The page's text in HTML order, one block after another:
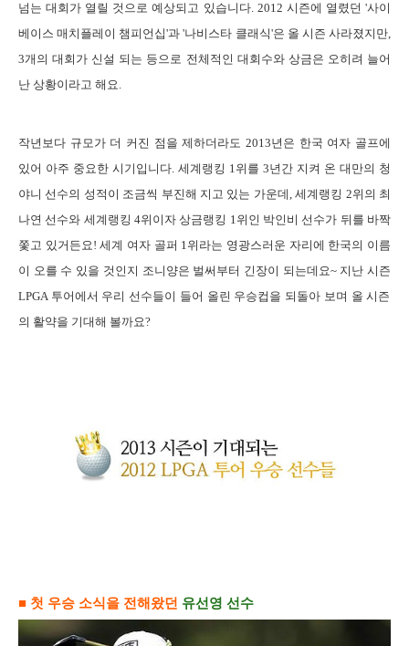
넘는 대회가 열릴 것으로 예상되고 있습니다. 2012 시즌에 열렸던 '사이
베이스 매치플레이 챔피언십'과 '나비스타 클래식'은 올 시즌 사라졌지만,
3개의 대회가 신설 되는 등으로 전체적인 대회수와 상금은 오히려 늘어
난 상황이라고 해요.
작년보다 규모가 더 커진 점을 제하더라도 2013년은 한국 여자 골프에
있어 아주 중요한 시기입니다. 세계랭킹 1위를 3년간 지켜 온 대만의 청
야니 선수의 성적이 조금씩 부진해 지고 있는 가운데,세계랭킹 2위의 최
나연 선수와 세계랭킹 4위이자 상금랭킹 1위인 박인비 선수가 뒤를 바짝
쫓고 있거든요!세계 여자 골퍼 1위라는 영광스러운 자리에 한국의 이름
이 오를 수 있을 것인지 조니양은 벌써부터 긴장이 되는데요~ 지난 시즌
LPGA 투어에서 우리 선수들이 들어 올린 우승컵을 되돌아 보며 올 시즌
의 활약을 기대해 볼까요?
■ 첫 우승 소식을 전해왔던 유선영 선수